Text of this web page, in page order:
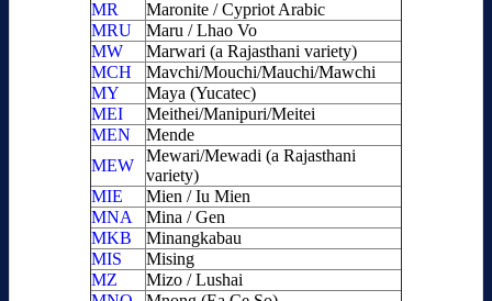
MR
Maronite / Cypriot Arabic
MRU
Maru / Lhao Vo
MW
Marwari (a Rajasthani variety)
MCH
Mavchi/Mouchi/Mauchi/Mawchi
MY
Maya (Yucatec)
MEI
Meithei/Manipuri/Meitei
MEN
Mende
MEW
Mewari/Mewadi (a Rajasthani
variety)
MIE
Mien / Iu Mien
MNA
Mina / Gen
MKB
Minangkabau
MIS
Mising
MZ
Mizo / Lushai